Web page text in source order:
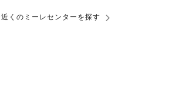
近くのミーレセンターを探す